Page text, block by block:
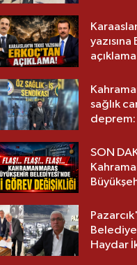
sağlık
deprem:
SON
görev
Belediye
Haydar